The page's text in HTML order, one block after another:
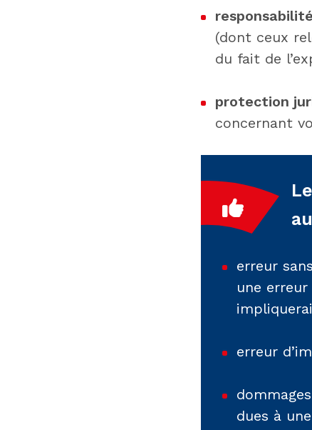
(dont ceux
du fait de
protection
concernant
erreur
une
erreur
dues à